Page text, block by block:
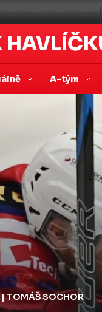
A-tým
TOMÁŠ SOCHOR